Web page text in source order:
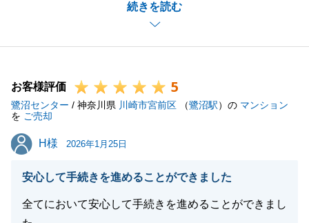
続きを読む
あったとのこと、私の力不足を感じるとともに、率直
なご感想をいただき感謝申し上げます。
最終的には、当時の市場動向や近隣の競合物件との比
の売却をご決断をいただきました。
結果として、買主様とのご縁を繋げることができまし
たのは、K様とY様のご協力があってこそと感じてお
ります。
たら、いつでも東急リバブルへご相談いただけますと
幸いです。
お客様評価 5
鷺沼センター / 神奈川県 川崎市宮前区 （鷺沼駅）の マンション
を ご売却
H様
H様 2026年1月25日
安心して手続きを進めることができました
全てにおいて安心して手続きを進めることができまし